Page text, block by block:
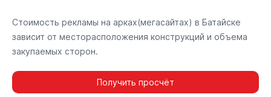
Стоимость рекламы на арках(мегасайтах) в Батайске
зависит от месторасположения конструкций и объема
закупаемых сторон.
Получить просчёт